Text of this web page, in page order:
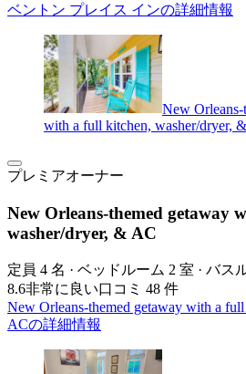
ベントン プレイス インの詳細情報
New Orleans-
with a full kitchen, washer/dryer,
プレミアオーナー
New Orleans-themed getaway
washer/dryer, & AC
定員 4 名 · ベッドルーム 2 室 · バス
8.6非常に良い口コミ 48 件
New Orleans-themed getaway with a
ACの詳細情報